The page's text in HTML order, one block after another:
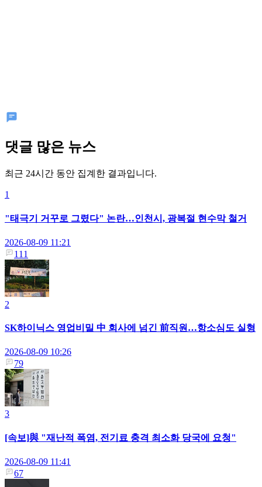
댓글 많은 뉴스
최근 24시간 동안 집계한 결과입니다.
1
"태극기 거꾸로 그렸다" 논란…인천시, 광복절 현수막 철거
2026-08-09 11:21
111
2
SK하이닉스 영업비밀 中 회사에 넘긴 前직원…항소심도 실형
2026-08-09 10:26
79
3
[속보]與 "재난적 폭염, 전기료 충격 최소화 당국에 요청"
2026-08-09 11:41
67